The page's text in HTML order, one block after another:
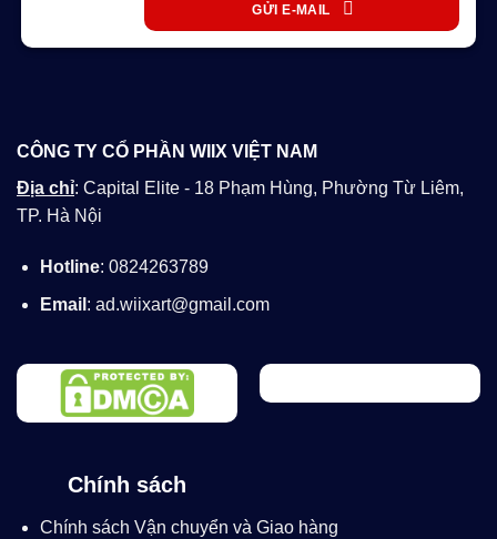
GỬI E-MAIL
CÔNG TY CỔ PHẦN WIIX VIỆT NAM
Địa chỉ: Capital Elite - 18 Phạm Hùng, Phường Từ Liêm,
TP. Hà Nội
Hotline: 0824263789
Email : ad.wiixart@gmail.com
Chính sách
Chính sách Vận chuyển và Giao hàng